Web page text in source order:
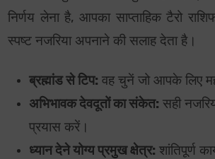
निर्णय लेना है, आपका साप्ताहिक टैरो
स्पष्ट नजरिया अपनाने की सलाह देता है।
ब्रह्मांड से टिप: वह चुनें जो आपके लिए
अभिभावक देवदूतों का संकेत: सही
प्रयास करें।
ध्यान देने योग्य प्रमुख क्षेत्र: शांतिपूर्ण